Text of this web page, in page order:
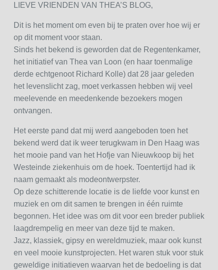
LIEVE VRIENDEN VAN THEA’S BLOG,
Dit is het moment om even bij te praten over hoe wij er
op dit moment voor staan.
Sinds het bekend is geworden dat de Regentenkamer,
het initiatief van Thea van Loon (en haar toenmalige
derde echtgenoot Richard Kolle) dat 28 jaar geleden
het levenslicht zag, moet verkassen hebben wij veel
meelevende en meedenkende bezoekers mogen
ontvangen.
Het eerste pand dat mij werd aangeboden toen het
bekend werd dat ik weer terugkwam in Den Haag was
het mooie pand van het Hofje van Nieuwkoop bij het
Westeinde ziekenhuis om de hoek. Toentertijd had ik
naam gemaakt als modeontwerpster.
Op deze schitterende locatie is de liefde voor kunst en
muziek en om dit samen te brengen in één ruimte
begonnen. Het idee was om dit voor een breder publiek
laagdrempelig en meer van deze tijd te maken.
Jazz, klassiek, gipsy en wereldmuziek, maar ook kunst
en veel mooie kunstprojecten. Het waren stuk voor stuk
geweldige initiatieven waarvan het de bedoeling is dat